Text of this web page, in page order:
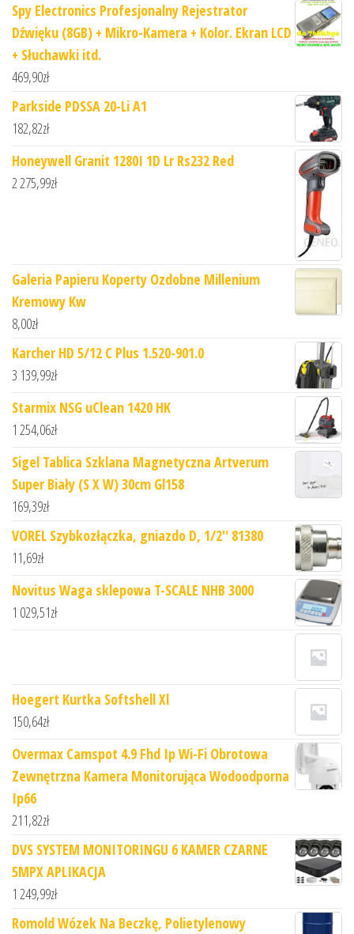
Spy Electronics Profesjonalny Rejestrator
Dźwięku (8GB) + Mikro-Kamera + Kolor. Ekran LCD
+ Słuchawki itd.
469,90zł
Parkside PDSSA 20-Li A1
182,82zł
Honeywell Granit 1280I 1D Lr Rs232 Red
2 275,99zł
Galeria Papieru Koperty Ozdobne Millenium
Kremowy Kw
8,00zł
Karcher HD 5/12 C Plus 1.520-901.0
3 139,99zł
Starmix NSG uClean 1420 HK
1 254,06zł
Sigel Tablica Szklana Magnetyczna Artverum
Super Biały (S X W) 30cm Gl158
169,39zł
VOREL Szybkozłączka, gniazdo D, 1/2'' 81380
11,69zł
Novitus Waga sklepowa T-SCALE NHB 3000
1 029,51zł
Hoegert Kurtka Softshell Xl
150,64zł
Overmax Camspot 4.9 Fhd Ip Wi-Fi Obrotowa
Zewnętrzna Kamera Monitorująca Wodoodporna
Ip66
211,82zł
DVS SYSTEM MONITORINGU 6 KAMER CZARNE
5MPX APLIKACJA
1 249,99zł
Romold Wózek Na Beczkę, Polietylenowy